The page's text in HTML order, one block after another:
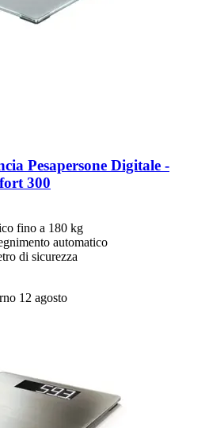
Pesapersone Digitale -​
300
fino a 180 kg
automatico
di sicurezza
12 agosto